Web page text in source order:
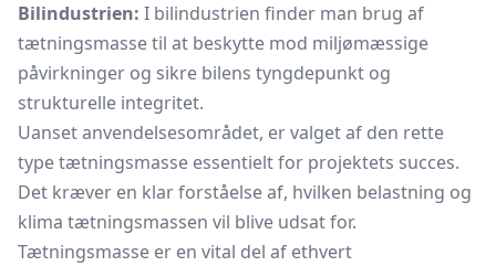
Bilindustrien: I bilindustrien finder man brug af
tætningsmasse til at beskytte mod miljømæssige
påvirkninger og sikre bilens tyngdepunkt og
strukturelle integritet.
Uanset anvendelsesområdet, er valget af den rette
type tætningsmasse essentielt for projektets succes.
Det kræver en klar forståelse af, hvilken belastning og
klima tætningsmassen vil blive udsat for.
Tætningsmasse er en vital del af ethvert